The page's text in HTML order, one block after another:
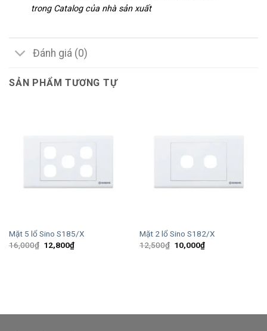
trong Catalog của nhà sản xuất
Đánh giá (0)
SẢN PHẨM TƯƠNG TỰ
Mặt 5 lổ Sino S185/X
16,000₫ Giá
gốc
12,800₫Giá
hiện
Mặt 2 lổ Sino S182/X
12,500₫ Giá
gốc
10,000₫Giá
hiện